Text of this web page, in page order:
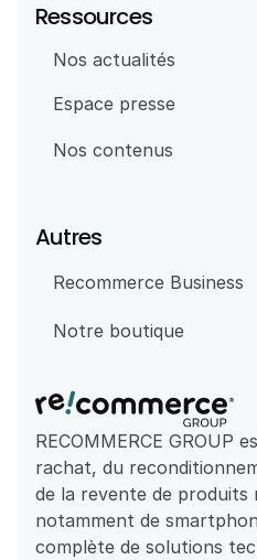
RECOMMERCE GROUP
rachat, du
de la revente de produits
notamment de
complète de solutions
Ressources
Nos actualités
Espace presse
Nos contenus
Autres
Recommerce Business
Notre boutique